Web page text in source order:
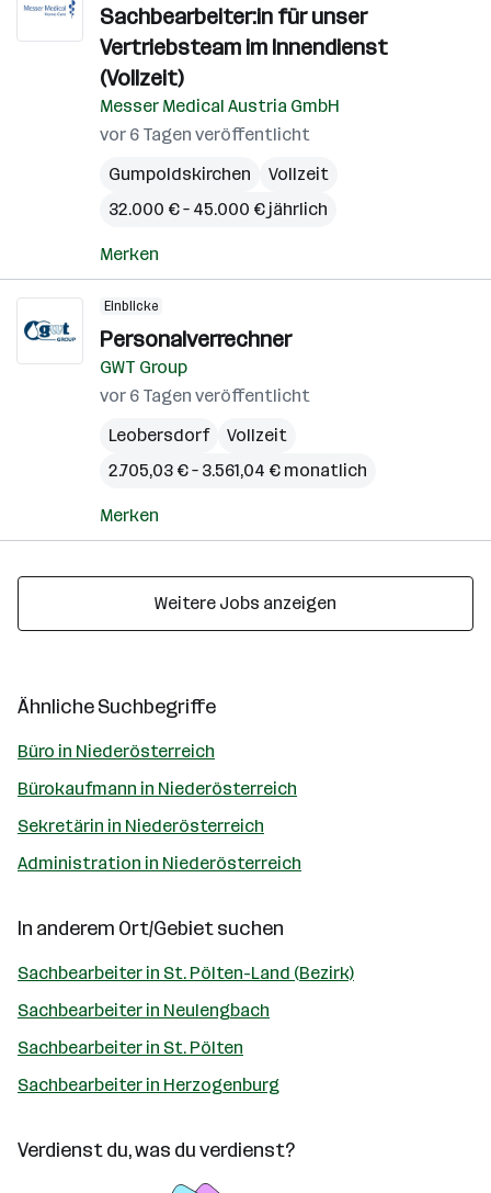
Sachbearbeiter:in für unser
Vertriebsteam im Innendienst
(Vollzeit)
Messer Medical Austria GmbH
vor 6 Tagen veröffentlicht
Gumpoldskirchen
Vollzeit
32.000 € – 45.000 € jährlich
Merken
Einblicke
Personalverrechner
GWT Group
vor 6 Tagen veröffentlicht
Leobersdorf
Vollzeit
2.705,03 € – 3.561,04 € monatlich
Merken
Weitere Jobs anzeigen
Ähnliche Suchbegriffe
Büro in Niederösterreich
Bürokaufmann in Niederösterreich
Sekretärin in Niederösterreich
Administration in Niederösterreich
In anderem Ort/Gebiet suchen
Sachbearbeiter in St. Pölten-Land (Bezirk)
Sachbearbeiter in Neulengbach
Sachbearbeiter in St. Pölten
Sachbearbeiter in Herzogenburg
Verdienst du, was du verdienst?